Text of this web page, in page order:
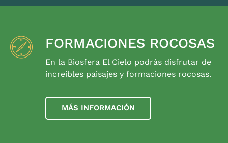
FORMACIONES ROCOSAS
En la Biosfera El Cielo podrás disfrutar de
increíbles paisajes y formaciones rocosas.
MÁS INFORMACIÓN